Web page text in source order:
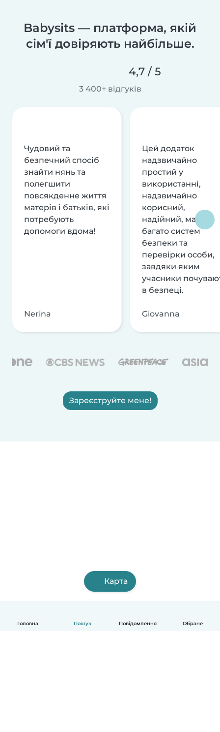
Головна Пошук Повідомлення Обране
Babysits — платформа, якій
сім'ї довіряють найбільше.
4,7 / 5
3 400+ відгуків
Чудовий та
безпечний спосіб
знайти нянь та
полегшити
повсякденне життя
матерів і батьків, які
потребують
допомоги вдома!
Nerina
Цей додаток
надзвичайно
простий у
використанні,
надзвичайно
корисний,
надійний, має
багато систем
безпеки та
перевірки особи,
завдяки яким
учасники
в безпеці.
Giovanna
Зареєструйте мене!
Карта